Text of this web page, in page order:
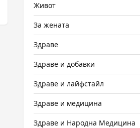
Живот
За жената
Здраве
Здраве и добавки
Здраве и лайфстайл
Здраве и медицина
Здраве и Народна Медицина